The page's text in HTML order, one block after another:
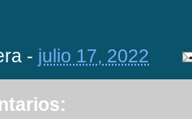
- julio 17, 2022